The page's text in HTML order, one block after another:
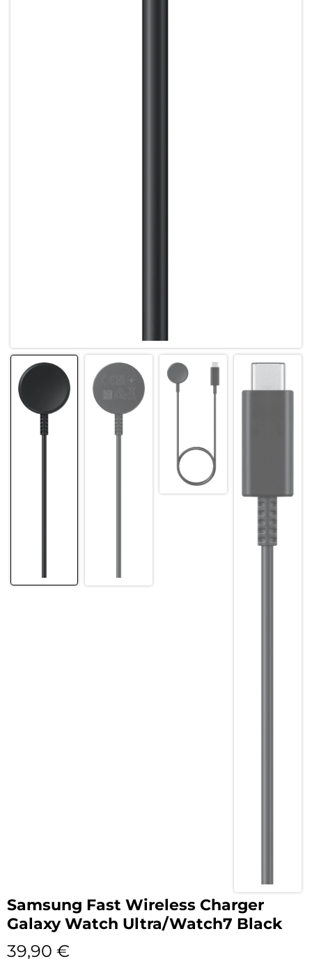
Samsung Fast Wireless Charger
Galaxy Watch Ultra/Watch7 Black
39,90 €